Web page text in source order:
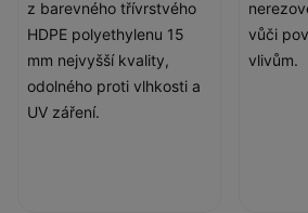
z barevného třívrstvého
HDPE polyethylenu 15
mm nejvyšší kvality,
odolného proti vlhkosti a
UV záření.
vůči
vlivům.